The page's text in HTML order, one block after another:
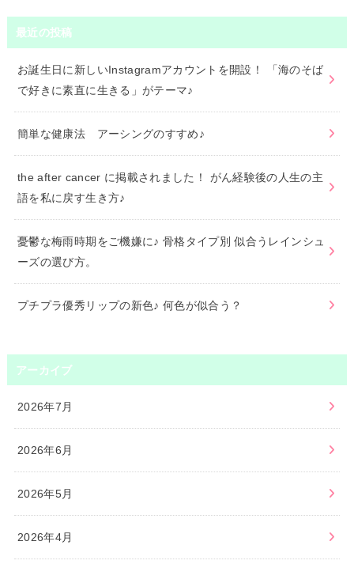
最近の投稿
お誕生日に新しいInstagramアカウントを開設！ 「海のそば
で好きに素直に生きる」がテーマ♪
簡単な健康法 アーシングのすすめ♪
the after cancer に掲載されました！ がん経験後の人生の主
語を私に戻す生き方♪
憂鬱な梅雨時期をご機嫌に♪ 骨格タイプ別 似合うレインシュ
ーズの選び方。
プチプラ優秀リップの新色♪ 何色が似合う？
アーカイブ
2026年7月
2026年6月
2026年5月
2026年4月